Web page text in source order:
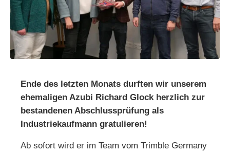
Ende des letzten Monats durften wir unserem
ehemaligen Azubi Richard Glock herzlich zur
bestandenen Abschlussprüfung als
Industriekaufmann gratulieren!
Ab sofort wird er im Team vom Trimble Germany